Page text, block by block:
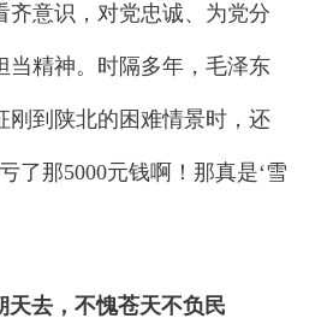
齐意识，对党忠诚、为党分
当精神。时隔多年，毛泽东
刚到陕北的困难情景时，还
了那5000元钱啊！那真是‘雪
天去，不愧苍天不负民